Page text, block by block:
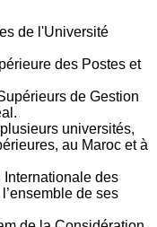
de l'Université
des Postes et
de Gestion
universités,
au Maroc et à
Internationale des
de ses